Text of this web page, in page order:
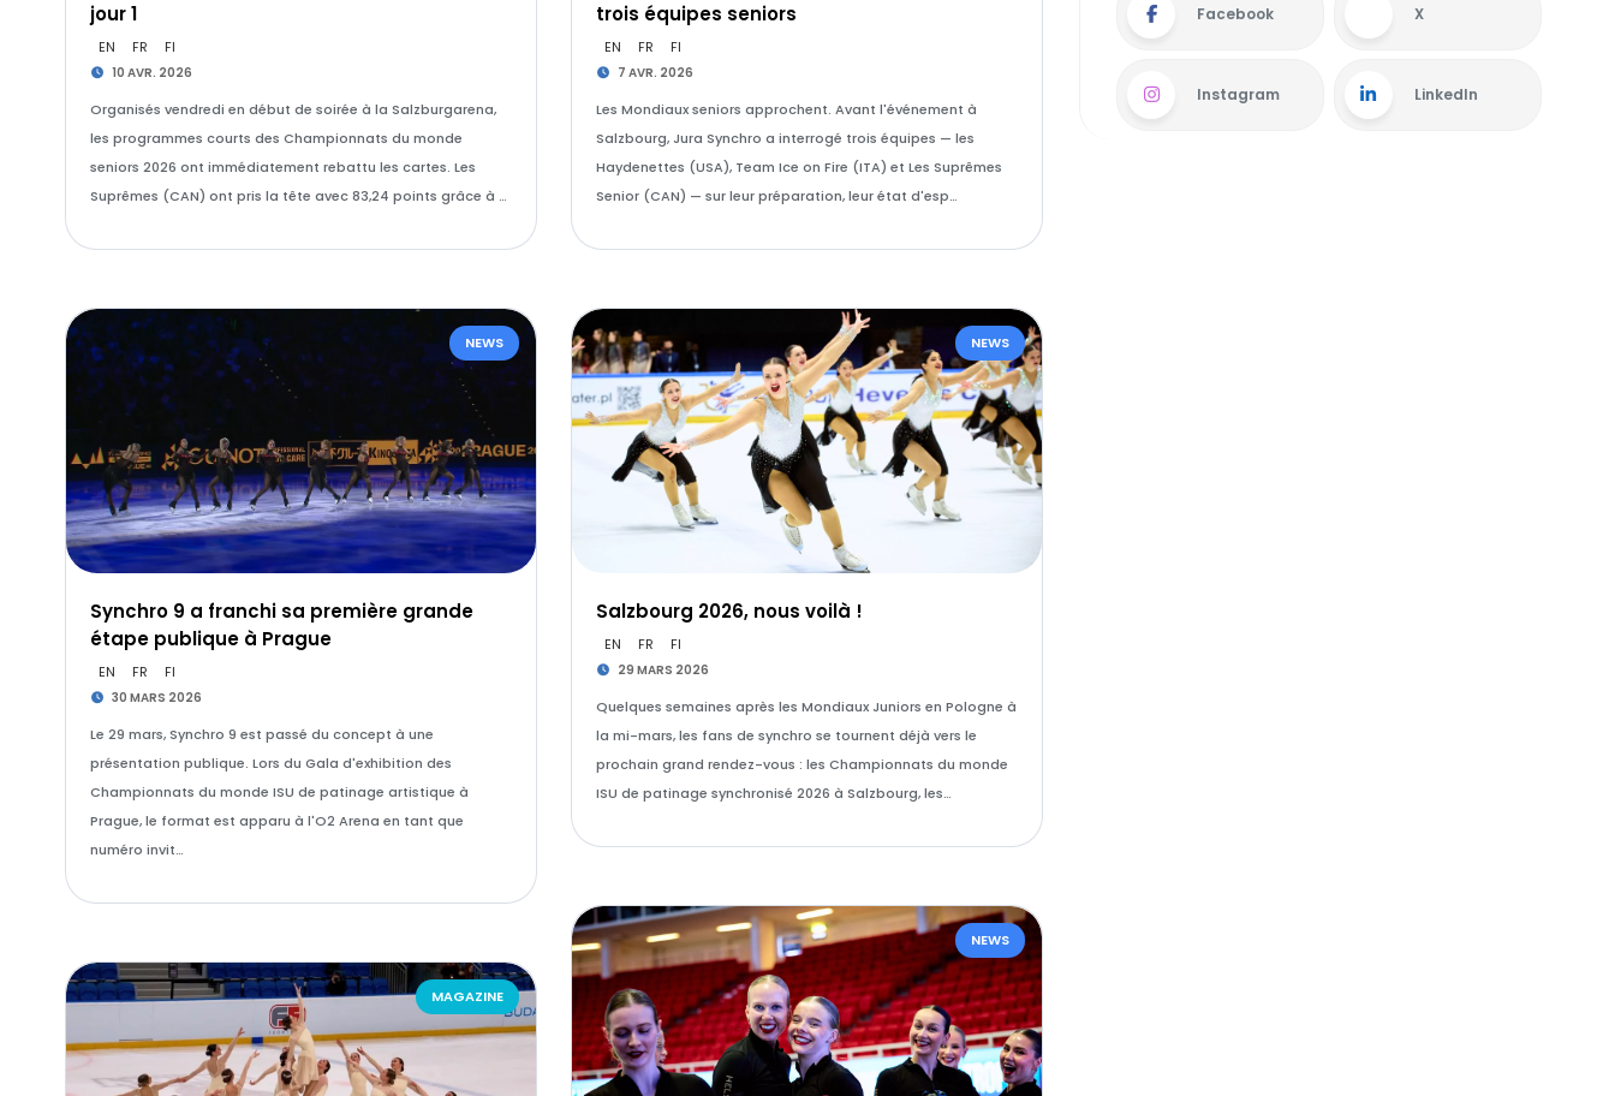
jour 1
EN FR FI
10 AVR. 2026
Organisés vendredi en début de soirée à la Salzburgarena,
les programmes courts des Championnats du monde
seniors 2026 ont immédiatement rebattu les cartes. Les
Suprêmes (CAN) ont pris la tête avec 83,24 points grâce à …
trois équipes seniors
EN FR FI
7 AVR. 2026
Les Mondiaux seniors approchent. Avant l'événement à
Salzbourg, Jura Synchro a interrogé trois équipes — les
Haydenettes (USA), Team Ice on Fire (ITA) et Les Suprêmes
Senior (CAN) — sur leur préparation, leur état d'esp…
NEWS
Synchro 9 a franchi sa première grande
étape publique à Prague
EN FR FI
30 MARS 2026
Le 29 mars, Synchro 9 est passé du concept à une
présentation publique. Lors du Gala d'exhibition des
Championnats du monde ISU de patinage artistique à
Prague, le format est apparu à l'O2 Arena en tant que
numéro invit…
NEWS
Salzbourg 2026, nous voilà !
EN FR FI
29 MARS 2026
Quelques semaines après les Mondiaux Juniors en Pologne à
la mi-mars, les fans de synchro se tournent déjà vers le
prochain grand rendez-vous : les Championnats du monde
ISU de patinage synchronisé 2026 à Salzbourg, les…
NEWS
MAGAZINE
Facebook X
Instagram LinkedIn